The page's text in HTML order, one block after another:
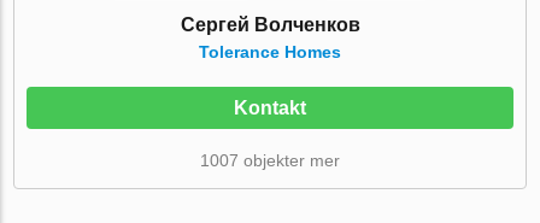
Сергей Волченков
Tolerance Homes
Kontakt
1007 objekter mer